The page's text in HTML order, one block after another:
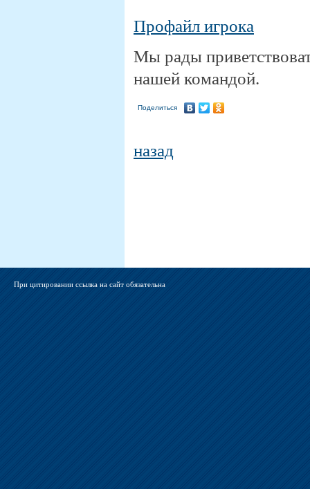
Профайл игрока
Мы рады
нашей командой.
Поделиться
назад
При цитировании ссылка на сайт обязательна